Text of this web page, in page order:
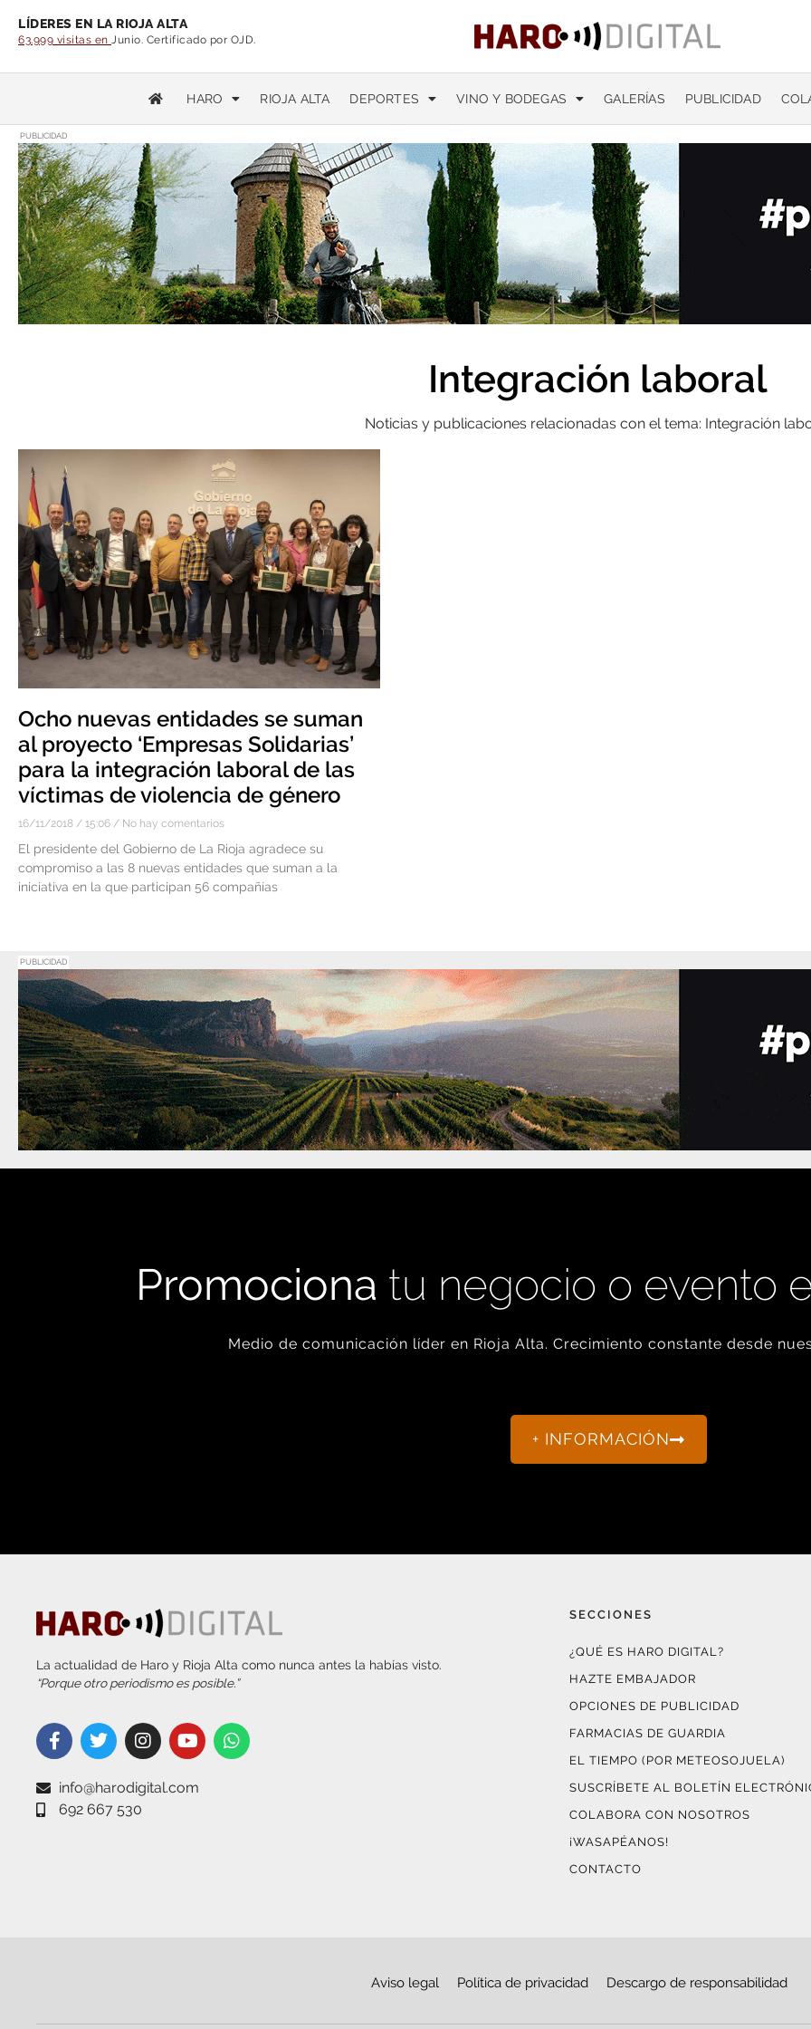
LÍDERES EN LA RIOJA ALTA
63.999 visitas en Junio. Certificado por OJD.
HARO RIOJA ALTA DEPORTES VINO Y BODEGAS GALERÍAS PUBLICIDAD
PUBLICIDAD
Integración laboral
Noticias y publicaciones relacionadas con el tema: Integración
Ocho nuevas entidades se suman
al proyecto ‘Empresas Solidarias’
para la integración laboral de las
víctimas de violencia de género
16/11/2018 15:06 No hay comentarios
El presidente del Gobierno de La Rioja agradece su
compromiso a las 8 nuevas entidades que suman a la
iniciativa en la que participan 56 compañías
PUBLICIDAD
Promociona tu negocio o evento
Medio de comunicación líder en Rioja Alta. Crecimiento constante desde
+ INFORMACIÓN
La actualidad de Haro y Rioja Alta como nunca antes la habías visto.
“Porque otro periodismo es posible.”
info@harodigital.com
692 667 530
SECCIONES
¿QUÉ ES HARO DIGITAL?
HAZTE EMBAJADOR
OPCIONES DE PUBLICIDAD
FARMACIAS DE GUARDIA
EL TIEMPO (POR METEOSOJUELA)
SUSCRÍBETE AL BOLETÍN
COLABORA CON NOSOTROS
¡WASAPÉANOS!
CONTACTO
Aviso legal Política de privacidad Descargo de responsabilidad